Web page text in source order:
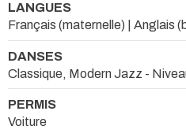
LANGUES
Français (maternelle) | Anglais
DANSES
Classique, Modern Jazz -
PERMIS
Voiture